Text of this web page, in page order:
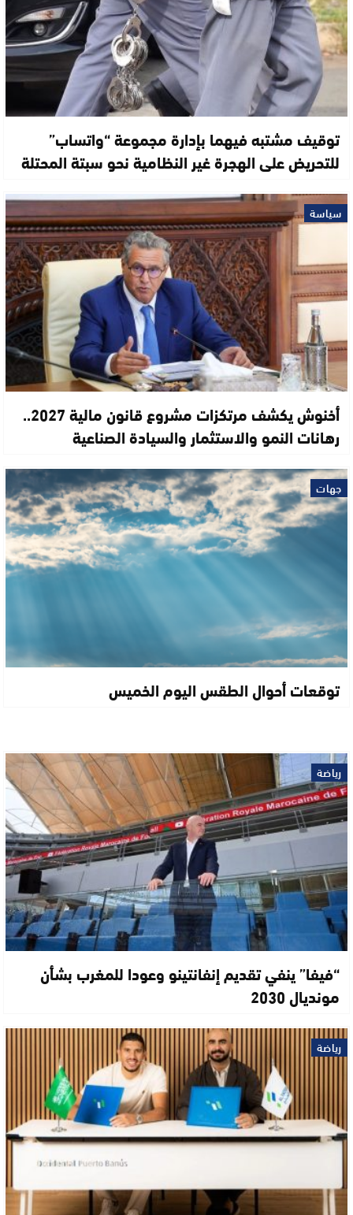
توقيف مشتبه فيهما بإدارة مجموعة “واتساب”
للتحريض على الهجرة غير النظامية نحو سبتة المحتلة
سياسة
أخنوش يكشف مرتكزات مشروع قانون مالية 2027..
رهانات النمو والاستثمار والسيادة الصناعية
جهات
توقعات أحوال الطقس اليوم الخميس
رياضة
“فيفا” ينفي تقديم إنفانتينو وعودا للمغرب بشأن
مونديال 2030
رياضة